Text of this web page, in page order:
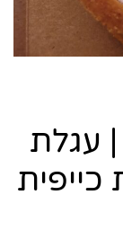
עגלת